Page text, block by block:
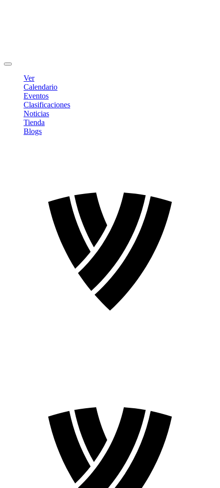
Ver
Calendario
Eventos
Clasificaciones
Noticias
Tienda
Blogs